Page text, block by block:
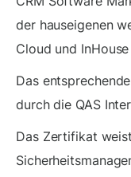
der hauseigenen
Cloud und InHouse
Das
durch die QAS
Das Zertifikat